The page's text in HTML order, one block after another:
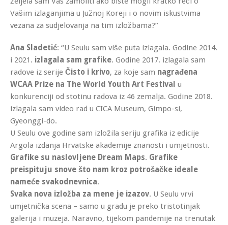
Vašim izlaganjima u Južnoj Koreji i o novim iskustvima
vezana za sudjelovanja na tim izložbama?”
Ana Sladetić: “U Seulu sam više puta izlagala. Godine 2014.
i 2021. izlagala sam grafike. Godine 2017. izlagala sam
radove iz serije Čisto i krivo, za koje sam nagrađena
WCAA Prize na The World Youth Art Festival u
konkurenciji od stotinu radova iz 46 zemalja. Godine 2018.
izlagala sam video rad u CICA Museum, Gimpo-si,
Gyeonggi-do.
U Seulu ove godine sam izložila seriju grafika iz edicije
Argola izdanja Hrvatske akademije znanosti i umjetnosti.
Grafike su naslovljene Dream Maps. Grafike
preispituju snove što nam kroz potrošačke ideale
nameće svakodnevnica.
Svaka nova izložba za mene je izazov. U Seulu vrvi
umjetnička scena – samo u gradu je preko tristotinjak
galerija i muzeja. Naravno, tijekom pandemije na trenutak